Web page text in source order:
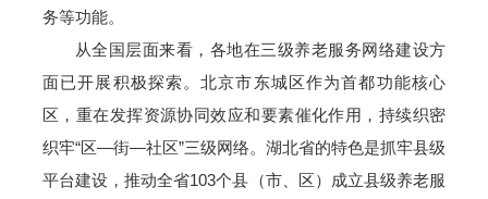
务等功能。
从全国层面来看，各地在三级养老服务网络建设方
面已开展积极探索。北京市东城区作为首都功能核心
区，重在发挥资源协同效应和要素催化作用，持续织密
织牢“区—街—社区”三级网络。湖北省的特色是抓牢县级
平台建设，推动全省103个县（市、区）成立县级养老服